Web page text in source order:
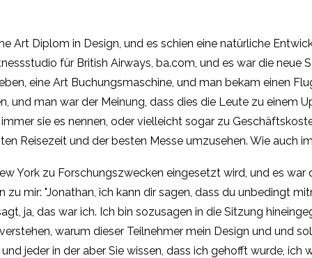
Art Diplom in Design, und es schien eine natürliche
für British Airways, ba.com, und es war die neue
eine Art Buchungsmaschine, und man bekam einen
und man war der Meinung, dass dies die Leute zu einem
sie es nennen, oder vielleicht sogar zu
Reisezeit und der besten Messe umzusehen. Wie auch
York zu Forschungszwecken eingesetzt wird, und es war
zu mir: "Jonathan, ich kann dir sagen, dass du unbedingt
ja, das war ich. Ich bin sozusagen in die Sitzung
warum dieser Teilnehmer mein Design und und
jeder in der aber Sie wissen, dass ich gehofft wurde, ich